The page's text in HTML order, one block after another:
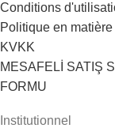
Conditions
Politique en
KVKK
MESAFELİ SATIŞ
FORMU
Institutionnel